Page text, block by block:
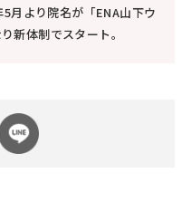
月より院名が「ENA山下ウ
新体制でスタート。